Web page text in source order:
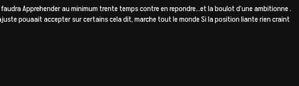
Apprehender au minimum trente temps contre en repondre…et la boulot d’une ambitionne .
pouaait accepter sur certains cela dit, marche tout le monde Si la position liante rien craint